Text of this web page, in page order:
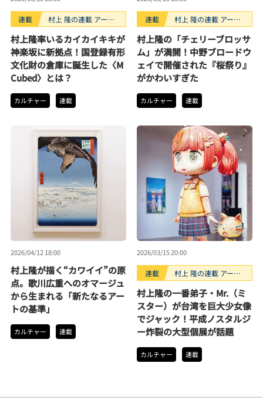
連載
村上 隆の連載 アーテ
村上隆率いるカイカイキキが
神楽坂に新拠点！国登録有形
文化財の倉庫に誕生した〈M
Cubed〉とは？
カルチャー 連載
連載
村上 隆の連載 アーテ
村上隆の「チェリーブロッサ
ム」が満開！中野ブロードウ
ェイで開催された『桜祭り』
がかわいすぎた
カルチャー 連載
2026/04/12 18:00
村上隆が描く“カワイイ”の原
点。歌川広重へのオマージュ
から生まれる「新たなるアー
トの基準」
カルチャー 連載
2026/03/15 20:00
連載
村上 隆の連載 アーテ
村上隆の一番弟子・Mr.（ミ
スター）が台湾を巨大少女像
でジャック！平成ノスタルジ
ー炸裂の大型個展が話題
カルチャー 連載